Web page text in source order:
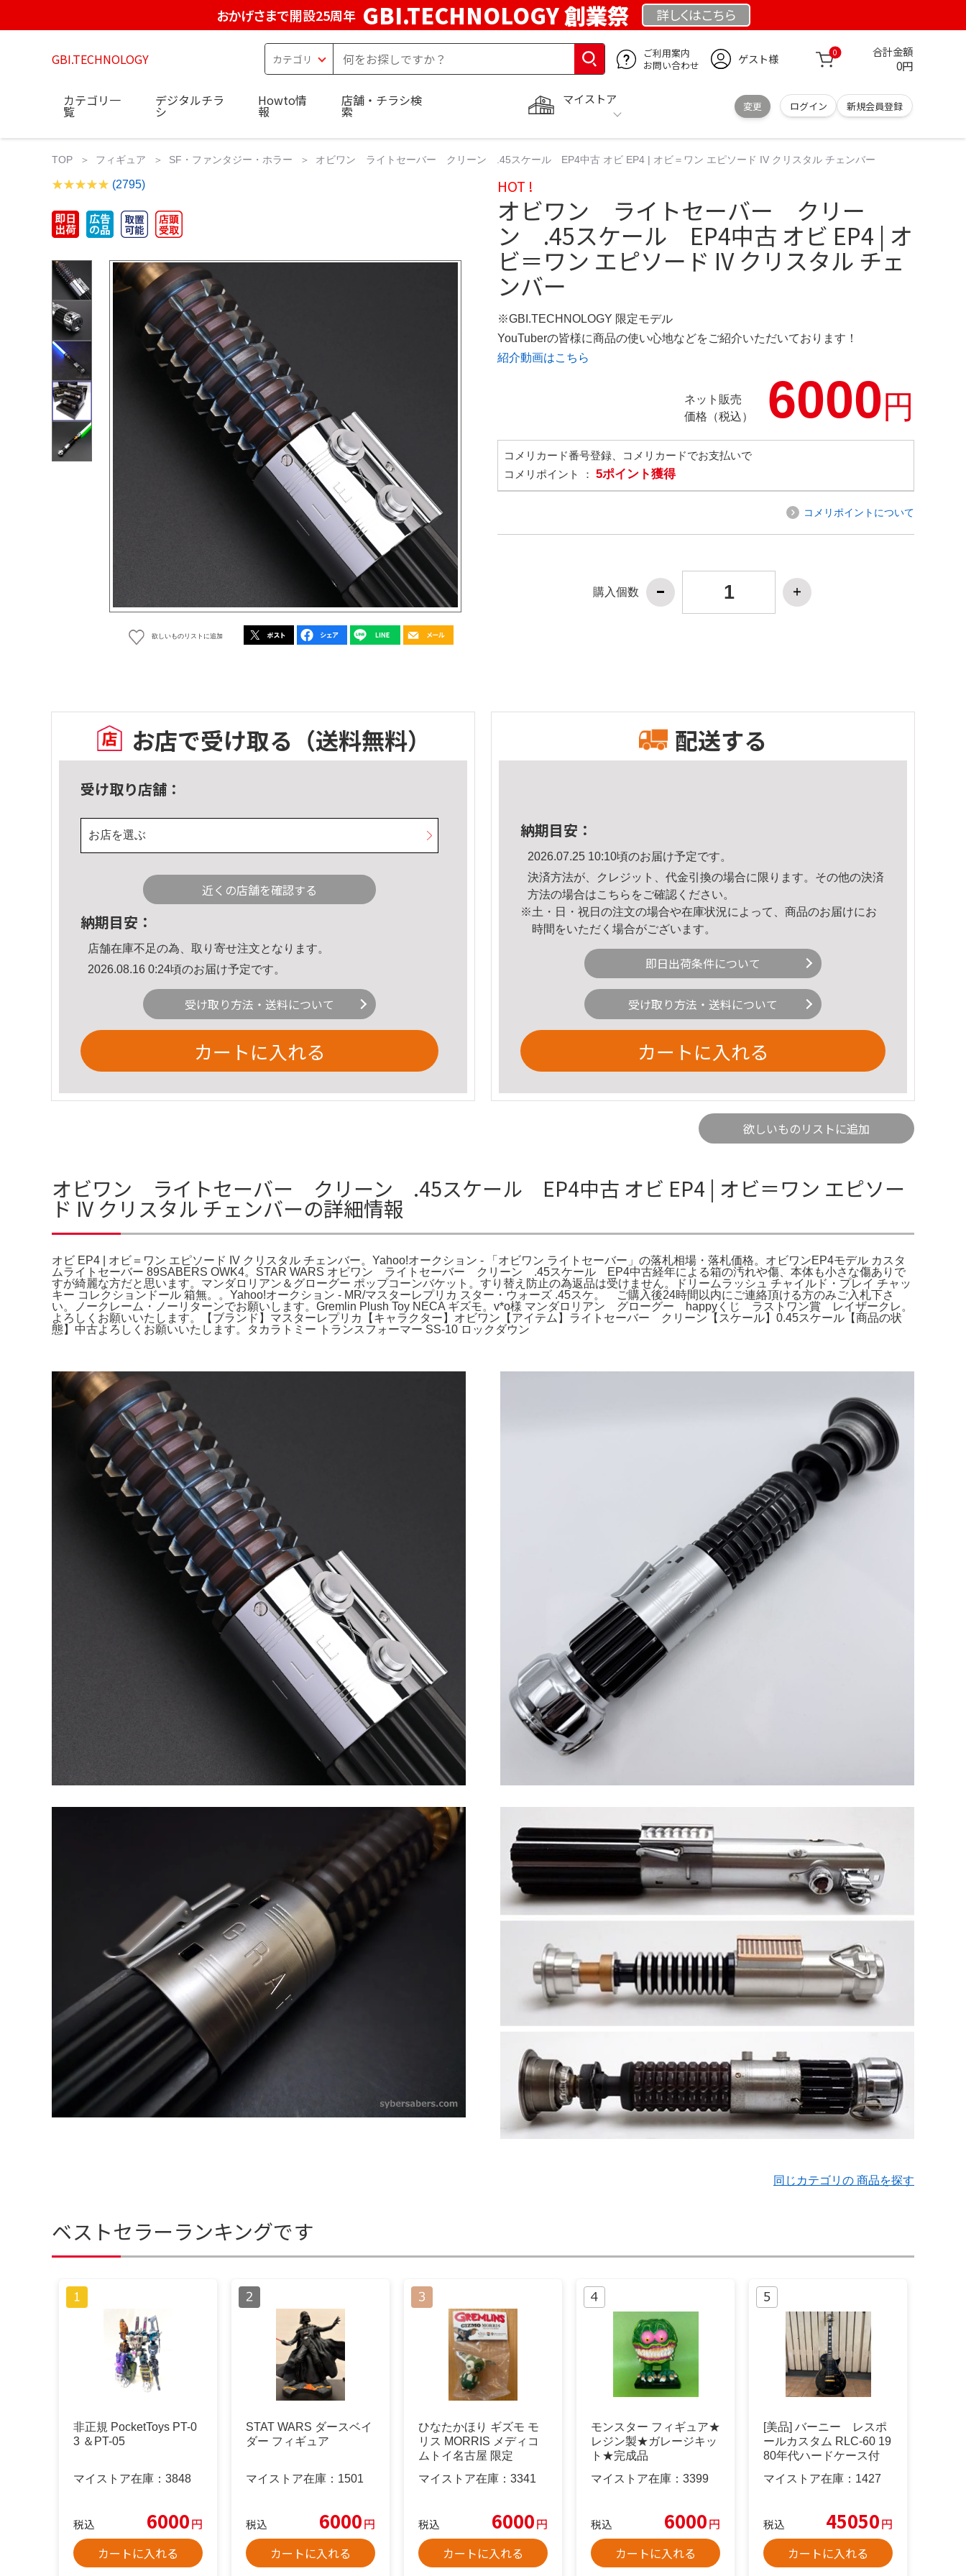
おかげさまで開設25周年 GBI.TECHNOLOGY 創業祭 詳しくはこちら
GBI.TECHNOLOGY
ご利用案内
お問い合わせ
ゲスト様 0 合計金額
0円
マイストア
変更 ログイン 新規会員登録
カテゴリ一
覧
デジタルチラ
シ
Howto情
報
店舗・チラシ検
索
TOP フィギュア SF・ファンタジー・ホラー オビワン ライトセーバー クリーン .45スケール EP4中古 オビ EP4 | オビ＝ワン エピソード IV クリスタル チェンバー
(2795)
欲しいものリストに追加
HOT !
オビワン ライトセーバー クリー
ン .45スケール EP4中古 オビ EP4 | オ
ビ＝ワン エピソード IV クリスタル チェ
ンバー
※GBI.TECHNOLOGY 限定モデル
YouTuberの皆様に商品の使い心地などをご紹介いただいております！
紹介動画はこちら
ネット販売
価格（税込）
6000円
コメリカード番号登録、コメリカードでお支払いで
コメリポイント ： 5ポイント獲得
コメリポイントについて
購入個数
お店で受け取る （送料無料）
受け取り店舗：
お店を選ぶ
近くの店舗を確認する
納期目安：
店舗在庫不足の為、取り寄せ注文となります。
2026.08.16 0:24頃のお届け予定です。
受け取り方法・送料について
カートに入れる
配送する
納期目安：
2026.07.25 10:10頃のお届け予定です。
決済方法が、クレジット、代金引換の場合に限ります。その他の決済
方法の場合はこちら をご確認ください。
※土・日・祝日の注文の場合や在庫状況によって、商品のお届けにお
時間をいただく場合がございます。
即日出荷条件について
受け取り方法・送料について
カートに入れる
欲しいものリストに追加
オビワン ライトセーバー クリーン .45スケール EP4中古 オビ EP4 | オビ＝ワン エピソー
ド IV クリスタル チェンバーの詳細情報
オビ EP4 | オビ＝ワン エピソード IV クリスタル チェンバー。Yahoo!オークション - 「オビワン ライトセーバー」の落札相場・落札価格。オビワンEP4モデル カスタ
ムライトセーバー 89SABERS OWK4。STAR WARS オビワン ライトセーバー クリーン .45スケール EP4中古経年による箱の汚れや傷、本体も小さな傷ありで
すが綺麗な方だと思います。マンダロリアン＆グローグー ポップコーンバケット。すり替え防止の為返品は受けません。ドリームラッシュ チャイルド・プレイ チャッ
キー コレクションドール 箱無。。Yahoo!オークション - MR/マスターレプリカ スター・ウォーズ .45スケ。 ご購入後24時間以内にご連絡頂ける方のみご入札下さ
い。ノークレーム・ノーリターンでお願いします。Gremlin Plush Toy NECA ギズモ。v*o様 マンダロリアン グローグー happyくじ ラストワン賞 レイザークレ。
よろしくお願いいたします。【ブランド】マスターレプリカ【キャラクター】オビワン【アイテム】ライトセーバー クリーン【スケール】0.45スケール【商品の状
態】中古よろしくお願いいたします。タカラトミー トランスフォーマー SS-10 ロックダウン
同じカテゴリの 商品を探す
ベストセラーランキングです
非正規 PocketToys PT-0
3 ＆PT-05
マイストア在庫： 3848
税込 6000円
カートに入れる
STAT WARS ダースベイ
ダー フィギュア
マイストア在庫： 1501
税込 6000円
カートに入れる
ひなたかほり ギズモ モ
リス MORRIS メディコ
ムトイ名古屋 限定
マイストア在庫： 3341
税込 6000円
カートに入れる
モンスター フィギュア★
レジン製★ガレージキッ
ト★完成品
マイストア在庫： 3399
税込 6000円
カートに入れる
[美品] バーニー レスポ
ールカスタム RLC-60 19
80年代ハードケース付
マイストア在庫： 1427
税込 45050円
カートに入れる